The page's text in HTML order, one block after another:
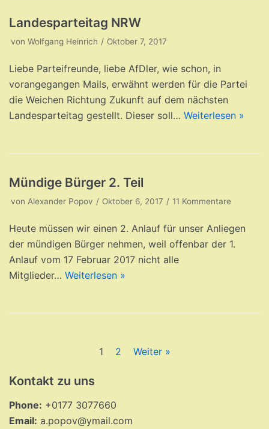
Landesparteitag NRW
von Wolfgang Heinrich Oktober 7, 2017
Liebe Parteifreunde, liebe AfDler, wie schon, in
vorangegangen Mails, erwähnt werden für die Partei
die Weichen Richtung Zukunft auf dem nächsten
Landesparteitag gestellt. Dieser soll… Weiterlesen »
Mündige Bürger 2. Teil
von Alexander Popov Oktober 6, 2017 11 Kommentare
Heute müssen wir einen 2. Anlauf für unser Anliegen
der mündigen Bürger nehmen, weil offenbar der 1.
Anlauf vom 17 Februar 2017 nicht alle
Mitglieder… Weiterlesen »
1 2 Weiter »
Kontakt zu uns
Phone: +0177 3077660
Email: a.popov@ymail.com